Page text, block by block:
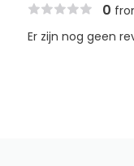
0
Er zijn nog geen